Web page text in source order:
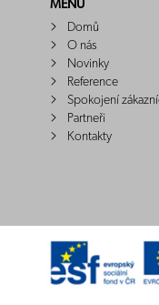
MENU
Domů
O nás
Novinky
Reference
Spokojení
Partneři
Kontakty